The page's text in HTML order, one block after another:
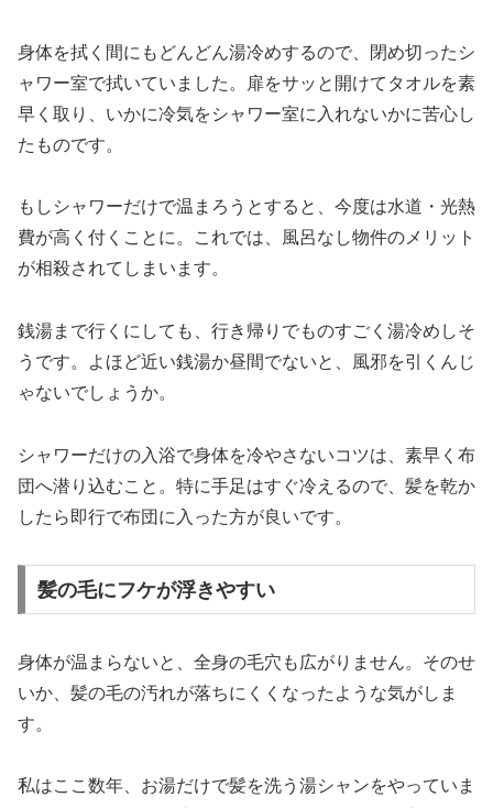
身体を拭く間にもどんどん湯冷めするので、閉め切ったシ
ャワー室で拭いていました。扉をサッと開けてタオルを素
早く取り、いかに冷気をシャワー室に入れないかに苦心し
たものです。
もしシャワーだけで温まろうとすると、今度は水道・光熱
費が高く付くことに。これでは、風呂なし物件のメリット
が相殺されてしまいます。
銭湯まで行くにしても、行き帰りでものすごく湯冷めしそ
うです。よほど近い銭湯か昼間でないと、風邪を引くんじ
ゃないでしょうか。
シャワーだけの入浴で身体を冷やさないコツは、素早く布
団へ潜り込むこと。特に手足はすぐ冷えるので、髪を乾か
したら即行で布団に入った方が良いです。
髪の毛にフケが浮きやすい
身体が温まらないと、全身の毛穴も広がりません。そのせ
いか、髪の毛の汚れが落ちにくくなったような気がしま
す。
私はここ数年、お湯だけで髪を洗う湯シャンをやっていま